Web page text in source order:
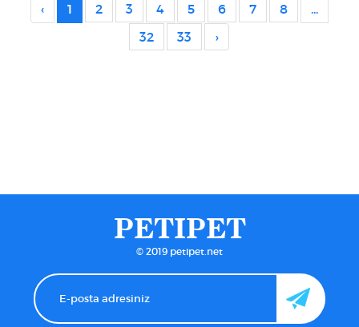
‹ 1 2 3 4 5 6 7 8
...
32
33 ›
PETIPET
© 2019 petipet.net